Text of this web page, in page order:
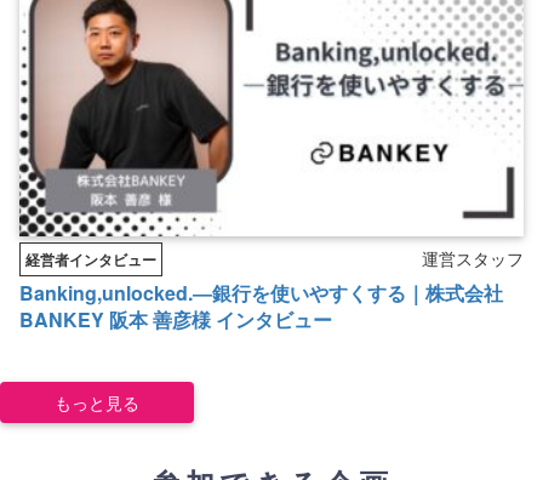
経営者インタビュー 運営スタッフ
Banking,unlocked.―銀行を使いやすくする｜株式会社
BANKEY 阪本 善彦様 インタビュー
もっと見る